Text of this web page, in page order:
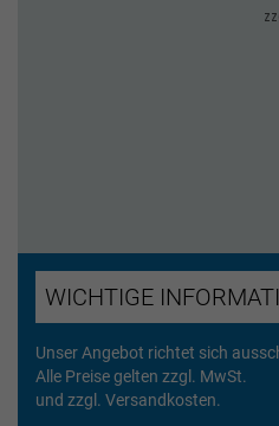
WICHTIGE
Unser Angebot richtet sich
Alle Preise gelten zzgl. MwSt.
und zzgl. Versandkosten.